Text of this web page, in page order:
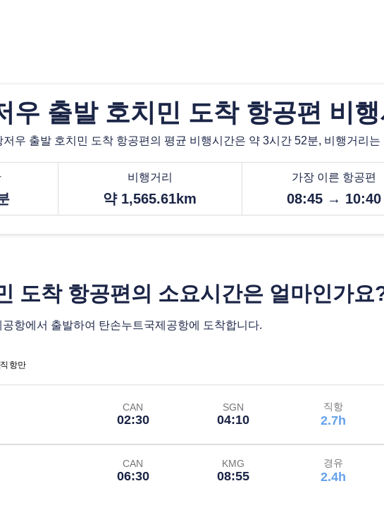
우 출발 호치민 도착 항공편 비
저우 출발 호치민 도착 항공편의 평균 비행시간은 약 3시간 52분, 비행거리
비행거리
약 1,565.61km
가장 이른 항공편
08:45 → 10:40
도착 항공편의 소요시간은 얼마인가요
항에서 출발하여 탄손누트국제공항에 도착합니다.
직항만
CAN
02:30
SGN
04:10
직항
2.7h
CAN
06:30
KMG
08:55
경유
2.4h